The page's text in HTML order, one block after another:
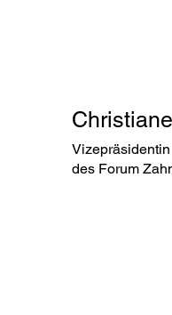
Vizepräsidentin
des Forum